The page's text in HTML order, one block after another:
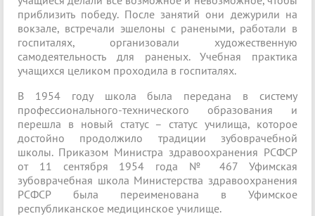
приблизить победу. После занятий они дежурили на
вокзале, встречали эшелоны с ранеными, работали в
госпиталях, организовали художественную
самодеятельность для раненых. Учебная практика
учащихся целиком проходила в госпиталях.
В 1954 году школа была передана в систему
профессионального-технического образования и
перешла в новый статус – статус училища, которое
достойно продолжило традиции зубоврачебной
школы. Приказом Министра здравоохранения РСФСР
от 11 сентября 1954 года № 467 Уфимская
зубоврачебная школа Министерства здравоохранения
РСФСР была переименована в Уфимское
республиканское медицинское училище.